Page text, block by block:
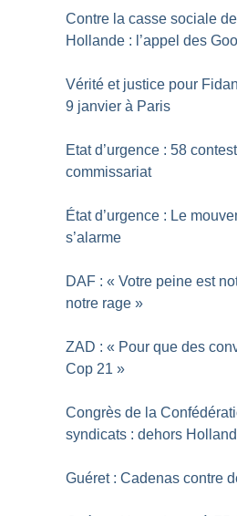
Contre la casse sociale
Hollande : l’appel des
Vérité et justice pour
9 janvier à Paris
Etat d’urgence : 58
commissariat
État d’urgence : Le
s’alarme
DAF : « Votre peine est
notre rage »
ZAD : « Pour que des
Cop 21 »
Congrès de la
syndicats : dehors
Guéret : Cadenas contre